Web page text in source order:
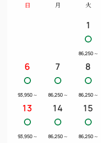
■プラン特典■
・日本料理「みゆき」鉄板
＜ご夕食メニュー＞
日 月 火
1
86,250 ～
6
93,950 ～
7
86,250 ～
8
86,250 ～
13
93,950 ～
14
86,250 ～
15
86,250 ～